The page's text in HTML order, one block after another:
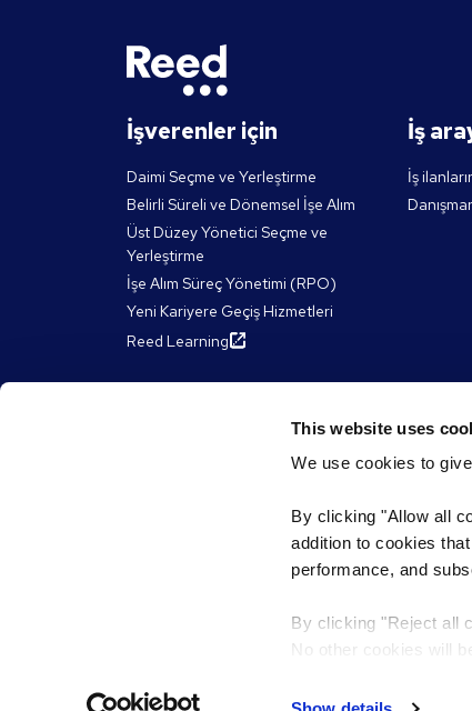
This website uses
We use cookies to
By clicking "Allow all
addition to cookies
performance, and
By clicking "Reject all
No other cookies will
İşverenler için
Daimi Seçme ve Yerleştirme
Belirli Süreli ve Dönemsel İşe Alım
Üst Düzey Yönetici Seçme ve
Yerleştirme
İşe Alım Süreç Yönetimi (RPO)
Yeni Kariyere Geçiş Hizmetleri
Reed Learning
İş
İş
Yönetim Kurulu Başkanımız ve
Reed Franchise Ortaklıkları
Makaleler
James
Web